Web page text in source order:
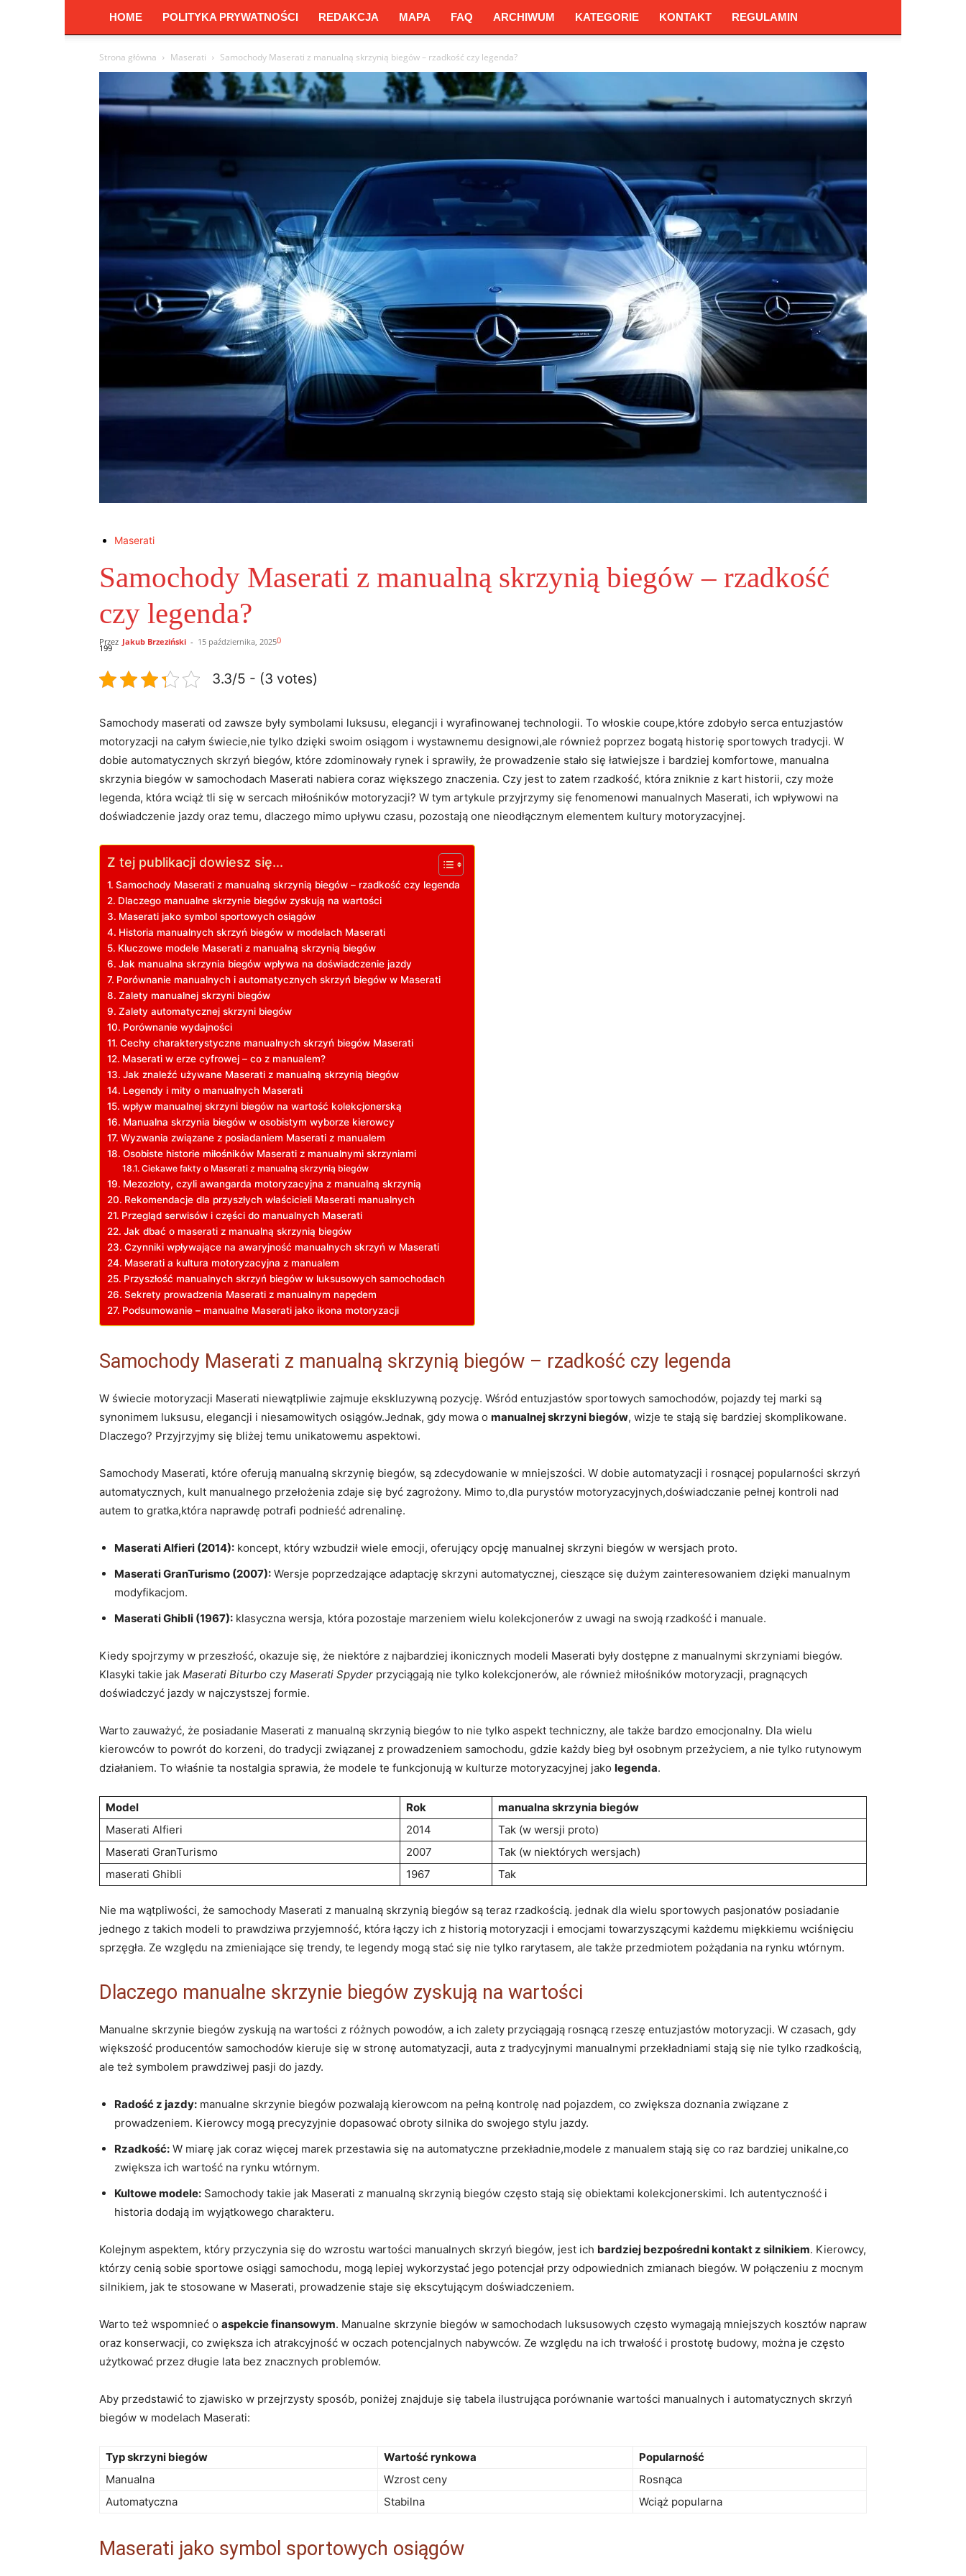
HOME POLITYKA PRYWATNOŚCI REDAKCJA MAPA FAQ ARCHIWUM KATEGORIE KONTAKT REGULAMIN
Strona główna Maserati Samochody Maserati z manualną skrzynią biegów – rzadkość czy legenda?
Maserati
Samochody Maserati z manualną skrzynią biegów – rzadkość
czy legenda?
Przez Jakub Brzeziński - 15 października, 20250
199
3.3/5 - (3 votes)
Samochody maserati od zawsze były symbolami luksusu, elegancji i wyrafinowanej technologii. To włoskie coupe,które zdobyło serca entuzjastów
motoryzacji na całym świecie,nie tylko dzięki swoim osiągom i wystawnemu designowi,ale również poprzez bogatą historię sportowych tradycji. W
dobie automatycznych skrzyń biegów, które zdominowały rynek i sprawiły, że prowadzenie stało się łatwiejsze i bardziej komfortowe, manualna
skrzynia biegów w samochodach Maserati nabiera coraz większego znaczenia. Czy jest to zatem rzadkość, która zniknie z kart historii, czy może
legenda, która wciąż tli się w sercach miłośników motoryzacji? W tym artykule przyjrzymy się fenomenowi manualnych Maserati, ich wpływowi na
doświadczenie jazdy oraz temu, dlaczego mimo upływu czasu, pozostają one nieodłącznym elementem kultury motoryzacyjnej.
Z tej publikacji dowiesz się...
Samochody Maserati z manualną skrzynią biegów – rzadkość czy legenda
Dlaczego manualne skrzynie biegów zyskują na wartości
Maserati jako symbol sportowych osiągów
Historia manualnych skrzyń biegów w modelach Maserati
Kluczowe modele Maserati z manualną skrzynią biegów
Jak manualna skrzynia biegów wpływa na doświadczenie jazdy
Porównanie manualnych i automatycznych skrzyń biegów w Maserati
Zalety manualnej skrzyni biegów
Zalety automatycznej skrzyni biegów
Porównanie wydajności
Cechy charakterystyczne manualnych skrzyń biegów Maserati
Maserati w erze cyfrowej – co z manualem?
Jak znaleźć używane Maserati z manualną skrzynią biegów
Legendy i mity o manualnych Maserati
wpływ manualnej skrzyni biegów na wartość kolekcjonerską
Manualna skrzynia biegów w osobistym wyborze kierowcy
Wyzwania związane z posiadaniem Maserati z manualem
Osobiste historie miłośników Maserati z manualnymi skrzyniami
Ciekawe fakty o Maserati z manualną skrzynią biegów
Mezozłoty, czyli awangarda motoryzacyjna z manualną skrzynią
Rekomendacje dla przyszłych właścicieli Maserati manualnych
Przegląd serwisów i części do manualnych Maserati
Jak dbać o maserati z manualną skrzynią biegów
Czynniki wpływające na awaryjność manualnych skrzyń w Maserati
Maserati a kultura motoryzacyjna z manualem
Przyszłość manualnych skrzyń biegów w luksusowych samochodach
Sekrety prowadzenia Maserati z manualnym napędem
Podsumowanie – manualne Maserati jako ikona motoryzacji
Samochody Maserati z manualną skrzynią biegów – rzadkość czy legenda
W świecie motoryzacji Maserati niewątpliwie zajmuje ekskluzywną pozycję. Wśród entuzjastów sportowych samochodów, pojazdy tej marki są
synonimem luksusu, elegancji i niesamowitych osiągów.Jednak, gdy mowa o manualnej skrzyni biegów, wizje te stają się bardziej skomplikowane.
Dlaczego? Przyjrzyjmy się bliżej temu unikatowemu aspektowi.
Samochody Maserati, które oferują manualną skrzynię biegów, są zdecydowanie w mniejszości. W dobie automatyzacji i rosnącej popularności skrzyń
automatycznych, kult manualnego przełożenia zdaje się być zagrożony. Mimo to,dla purystów motoryzacyjnych,doświadczanie pełnej kontroli nad
autem to gratka,która naprawdę potrafi podnieść adrenalinę.
Maserati Alfieri (2014): koncept, który wzbudził wiele emocji, oferujący opcję manualnej skrzyni biegów w wersjach proto.
Maserati GranTurismo (2007): Wersje poprzedzające adaptację skrzyni automatycznej, cieszące się dużym zainteresowaniem dzięki manualnym
modyfikacjom.
Maserati Ghibli (1967): klasyczna wersja, która pozostaje marzeniem wielu kolekcjonerów z uwagi na swoją rzadkość i manuale.
Kiedy spojrzymy w przeszłość, okazuje się, że niektóre z najbardziej ikonicznych modeli Maserati były dostępne z manualnymi skrzyniami biegów.
Klasyki takie jak Maserati Biturbo czy Maserati Spyder przyciągają nie tylko kolekcjonerów, ale również miłośników motoryzacji, pragnących
doświadczyć jazdy w najczystszej formie.
Warto zauważyć, że posiadanie Maserati z manualną skrzynią biegów to nie tylko aspekt techniczny, ale także bardzo emocjonalny. Dla wielu
kierowców to powrót do korzeni, do tradycji związanej z prowadzeniem samochodu, gdzie każdy bieg był osobnym przeżyciem, a nie tylko rutynowym
działaniem. To właśnie ta nostalgia sprawia, że modele te funkcjonują w kulturze motoryzacyjnej jako legenda.
Model Rok
manualna skrzynia biegów
Maserati Alfieri
2014
Tak (w wersji proto)
Maserati GranTurismo
2007
Tak (w niektórych wersjach)
maserati Ghibli
1967 Tak
Nie ma wątpliwości, że samochody Maserati z manualną skrzynią biegów są teraz rzadkością. jednak dla wielu sportowych pasjonatów posiadanie
jednego z takich modeli to prawdziwa przyjemność, która łączy ich z historią motoryzacji i emocjami towarzyszącymi każdemu miękkiemu wciśnięciu
sprzęgła. Ze względu na zmieniające się trendy, te legendy mogą stać się nie tylko rarytasem, ale także przedmiotem pożądania na rynku wtórnym.
Dlaczego manualne skrzynie biegów zyskują na wartości
Manualne skrzynie biegów zyskują na wartości z różnych powodów, a ich zalety przyciągają rosnącą rzeszę entuzjastów motoryzacji. W czasach, gdy
większość producentów samochodów kieruje się w stronę automatyzacji, auta z tradycyjnymi manualnymi przekładniami stają się nie tylko rzadkością,
ale też symbolem prawdziwej pasji do jazdy.
Radość z jazdy: manualne skrzynie biegów pozwalają kierowcom na pełną kontrolę nad pojazdem, co zwiększa doznania związane z
prowadzeniem. Kierowcy mogą precyzyjnie dopasować obroty silnika do swojego stylu jazdy.
Rzadkość: W miarę jak coraz więcej marek przestawia się na automatyczne przekładnie,modele z manualem stają się co raz bardziej unikalne,co
zwiększa ich wartość na rynku wtórnym.
Kultowe modele: Samochody takie jak Maserati z manualną skrzynią biegów często stają się obiektami kolekcjonerskimi. Ich autentyczność i
historia dodają im wyjątkowego charakteru.
Kolejnym aspektem, który przyczynia się do wzrostu wartości manualnych skrzyń biegów, jest ich bardziej bezpośredni kontakt z silnikiem. Kierowcy,
którzy cenią sobie sportowe osiągi samochodu, mogą lepiej wykorzystać jego potencjał przy odpowiednich zmianach biegów. W połączeniu z mocnym
silnikiem, jak te stosowane w Maserati, prowadzenie staje się ekscytującym doświadczeniem.
Warto też wspomnieć o aspekcie finansowym. Manualne skrzynie biegów w samochodach luksusowych często wymagają mniejszych kosztów napraw
oraz konserwacji, co zwiększa ich atrakcyjność w oczach potencjalnych nabywców. Ze względu na ich trwałość i prostotę budowy, można je często
użytkować przez długie lata bez znacznych problemów.
Aby przedstawić to zjawisko w przejrzysty sposób, poniżej znajduje się tabela ilustrująca porównanie wartości manualnych i automatycznych skrzyń
biegów w modelach Maserati:
Typ skrzyni biegów Wartość rynkowa
Popularność
Manualna
Wzrost ceny
Rosnąca
Automatyczna
Stabilna Wciąż popularna
Maserati jako symbol sportowych osiągów